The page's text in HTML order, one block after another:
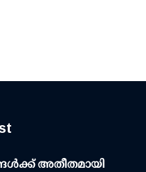
അതീതമായി